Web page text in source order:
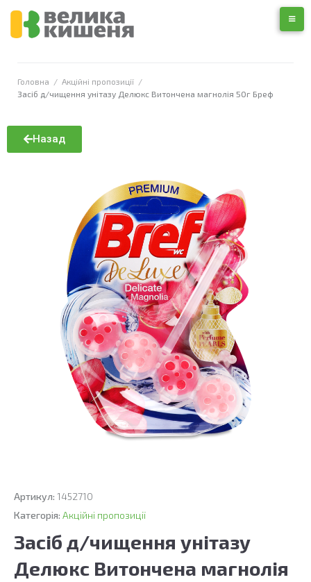
Головна / Акційні пропозиції /
Засіб д/чищення унітазу Делюкс Витончена магнолія 50г Бреф
Назад
Артикул: 1452710
Категорія: Акційні пропозиції
Засіб д/чищення унітазу
Делюкс Витончена магнолія